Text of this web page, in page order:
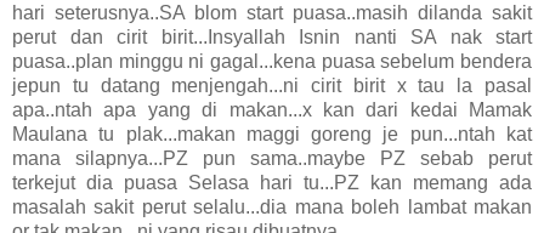
hari seterusnya..SA blom start puasa..masih dilanda sakit
perut dan cirit birit...Insyallah Isnin nanti SA nak start
puasa..plan minggu ni gagal...kena puasa sebelum bendera
jepun tu datang menjengah...ni cirit birit x tau la pasal
apa..ntah apa yang di makan...x kan dari kedai Mamak
Maulana tu plak...makan maggi goreng je pun...ntah kat
mana silapnya...PZ pun sama..maybe PZ sebab perut
terkejut dia puasa Selasa hari tu...PZ kan memang ada
masalah sakit perut selalu...dia mana boleh lambat makan